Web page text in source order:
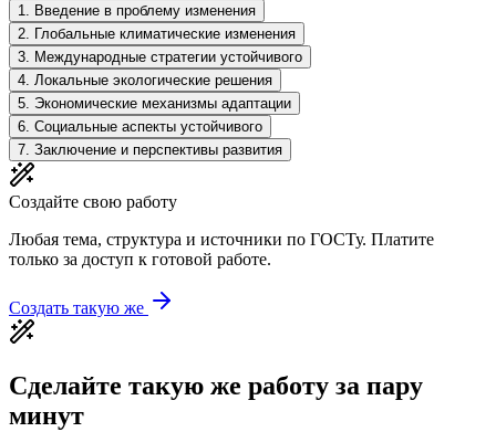
1. Введение в проблему изменения
2. Глобальные климатические изменения
3. Международные стратегии устойчивого
4. Локальные экологические решения
5. Экономические механизмы адаптации
6. Социальные аспекты устойчивого
7. Заключение и перспективы развития
Создайте свою работу
Любая тема, структура и источники по ГОСТу. Платите
только за доступ к готовой работе.
Создать такую же
Сделайте такую же работу за пару
минут